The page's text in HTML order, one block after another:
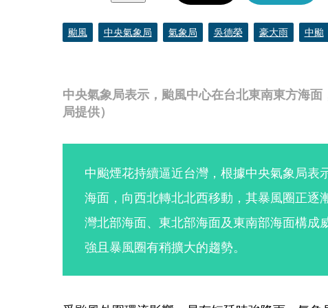
中央氣象局表示，颱風中心在台北東南東方海
局提供）
颱風 中央氣象局 氣象局 吳德榮 豪大雨 中颱
中颱煙花持續逼近台灣，根據中央氣象局表
海面，向西北轉北北西移動，其暴風圈正逐
灣北部海面、東北部海面及東南部海面構成
強且暴風圈有稍擴大的趨勢。